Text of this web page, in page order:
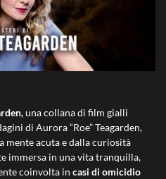
una collana di film gialli
di Aurora “Roe” Teagarden,
mente acuta e dalla curiosità
immersa in una vita tranquilla,
coinvolta in casi di omicidio